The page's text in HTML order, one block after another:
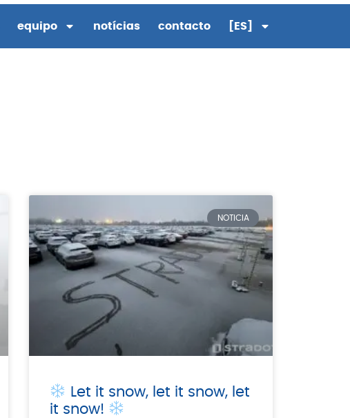
equipo notícias contacto [ES]
NOTICIA
Let it snow, let it snow, let
it snow!